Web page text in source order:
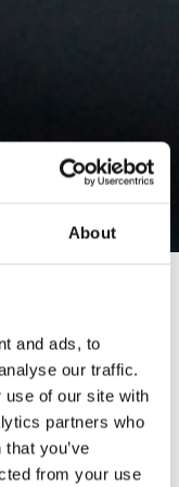
About
and ads, to
our traffic.
use of our site with
partners who
you’ve
from your use
(MED
av butiker som